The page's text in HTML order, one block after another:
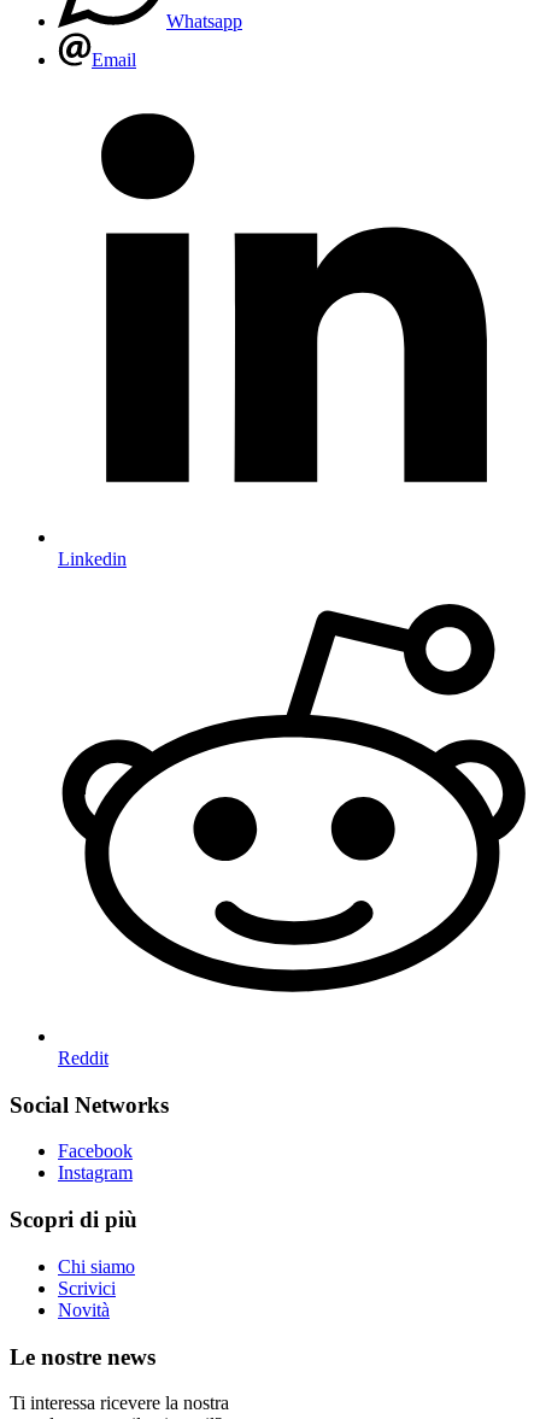
Whatsapp
Email
Linkedin
Reddit
Social Networks
Facebook
Instagram
Scopri di più
Chi siamo
Scrivici
Novità
Le nostre news
Ti interessa ricevere la nostra